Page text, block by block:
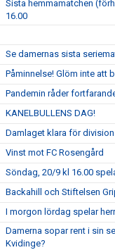
Sista hemmamatchen
16.00
Se damernas sista
Påminnelse! Glöm inte att
Pandemin råder
KANELBULLENS DAG!
Damlaget klara för division
Vinst mot FC Rosengård
Söndag, 20/9 kl 16.00
Backahill och Stiftelsen
I morgon lördag spelar
Damerna sopar rent i sin
Kvidinge?